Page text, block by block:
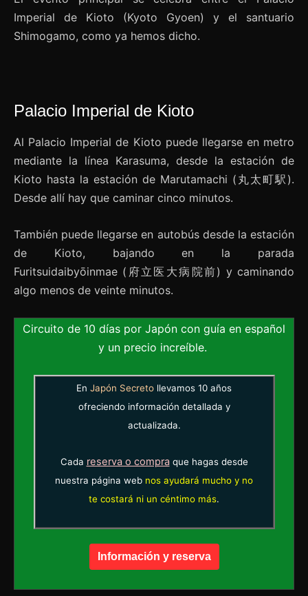
Imperial de Kioto (Kyoto Gyoen) y el santuario
Shimogamo, como ya hemos dicho.
Palacio Imperial de Kioto
Al Palacio Imperial de Kioto puede llegarse en metro
mediante la línea Karasuma, desde la estación de
Kioto hasta la estación de Marutamachi (丸太町駅).
Desde allí hay que caminar cinco minutos.
También puede llegarse en autobús desde la estación
de Kioto, bajando en la parada
Furitsuidaibyōinmae (府立医大病院前) y caminando
algo menos de veinte minutos.
Circuito de 10 días por Japón con guía en español
y un precio increíble.
En Japón Secreto llevamos 10 años
ofreciendo información detallada y
actualizada.
Cada reserva o compraque hagas desde
nuestra página web nos ayudará mucho y no
te costará ni un céntimo más.
Información y reserva